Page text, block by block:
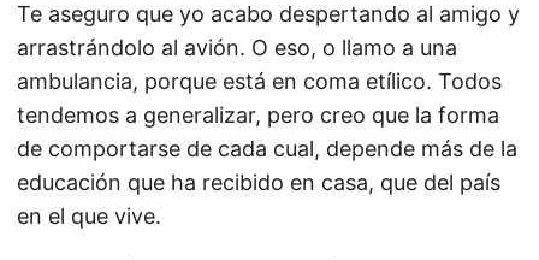
Te aseguro que yo acabo despertando al amigo y
arrastrándolo al avión. O eso, o llamo a una
ambulancia, porque está en coma etílico. Todos
tendemos a generalizar, pero creo que la forma
de comportarse de cada cual, depende más de la
educación que ha recibido en casa, que del país
en el que vive.